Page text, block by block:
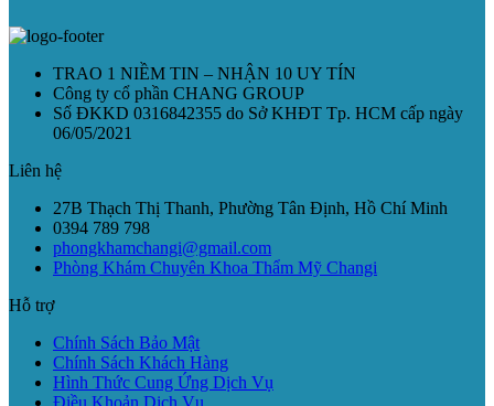
TRAO 1 NIỀM TIN – NHẬN 10 UY TÍN
Công ty cổ phần CHANG GROUP
Số ĐKKD 0316842355 do Sở KHĐT Tp. HCM cấp ngày
06/05/2021
Liên hệ
27B Thạch Thị Thanh, Phường Tân Định, Hồ Chí Minh
0394 789 798
phongkhamchangi@gmail.com
Phòng Khám Chuyên Khoa Thẩm Mỹ Changi
Hỗ trợ
Chính Sách Bảo Mật
Chính Sách Khách Hàng
Hình Thức Cung Ứng Dịch Vụ
Điều Khoản Dịch Vụ